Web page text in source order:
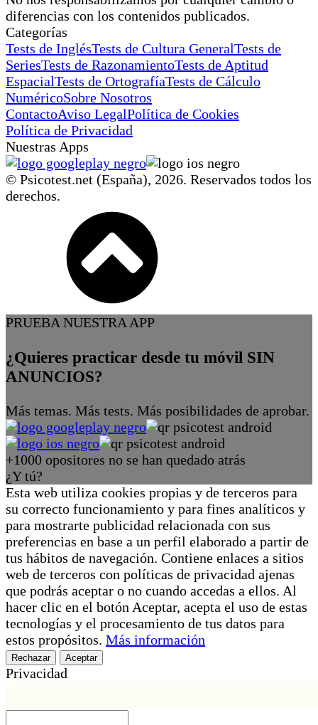
diferencias con los contenidos publicados.
Categorías
Tests de InglésTests de Cultura GeneralTests de
SeriesTests de RazonamientoTests de Aptitud
EspacialTests de OrtografíaTests de Cálculo
NuméricoSobre Nosotros
ContactoAviso LegalPolítica de Cookies
Política de Privacidad
Nuestras Apps
© Psicotest.net (España), 2026. Reservados todos los
derechos.
PRUEBA NUESTRA APP
¿Quieres practicar desde tu móvil SIN
ANUNCIOS?
Más temas. Más tests. Más posibilidades de aprobar.
+1000 opositores no se han quedado atrás
¿Y tú?
Esta web utiliza cookies propias y de terceros para
su correcto funcionamiento y para fines analíticos y
para mostrarte publicidad relacionada con sus
preferencias en base a un perfil elaborado a partir de
tus hábitos de navegación. Contiene enlaces a sitios
web de terceros con políticas de privacidad ajenas
que podrás aceptar o no cuando accedas a ellos. Al
hacer clic en el botón Aceptar, acepta el uso de estas
tecnologías y el procesamiento de tus datos para
estos propósitos. Más información
Rechazar Aceptar
Privacidad